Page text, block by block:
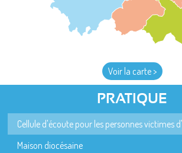
Voir la carte >
PRATIQUE
Cellule d'écoute pour les personnes victimes
Maison diocésaine